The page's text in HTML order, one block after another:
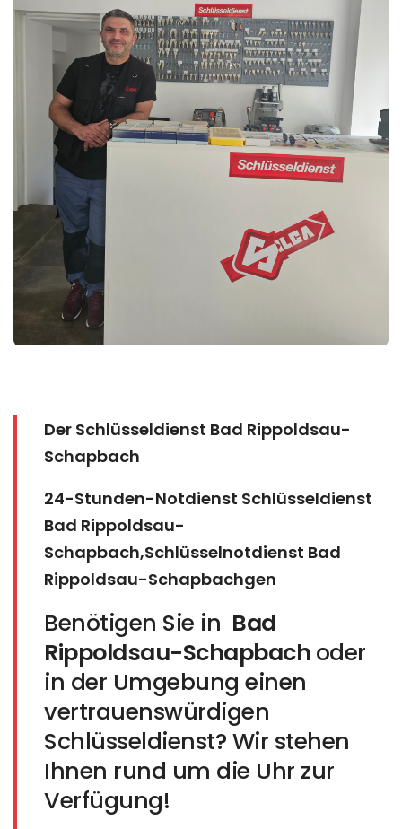
Der Schlüsseldienst Bad Rippoldsau-
Schapbach
24-Stunden-Notdienst Schlüsseldienst
Bad Rippoldsau-
Schapbach,Schlüsselnotdienst Bad
Rippoldsau-Schapbachgen
Benötigen Sie in Bad
Rippoldsau-Schapbachoder
in der Umgebung einen
vertrauenswürdigen
Schlüsseldienst? Wir stehen
Ihnen rund um die Uhr zur
Verfügung!